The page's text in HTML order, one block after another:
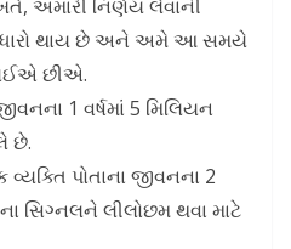
અમારી નિર્ણય લેવાની
થાય છે અને અમે આ સમયે
છીએ.
1 વર્ષમાં 5 મિલિયન
છે.
પોતાના જીવનના 2
સિગ્નલને લીલોછમ થવા માટે